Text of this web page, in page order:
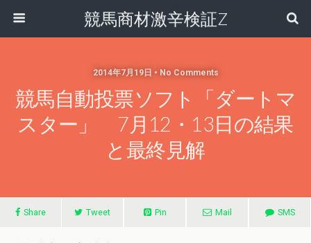
競馬商材激辛検証Z
2014年7月19日 • No Comments
競馬自動投票ソフト「ダートマ
スター」 7月12・13日の結果
と最終見解
Share Tweet Pin Mail SMS